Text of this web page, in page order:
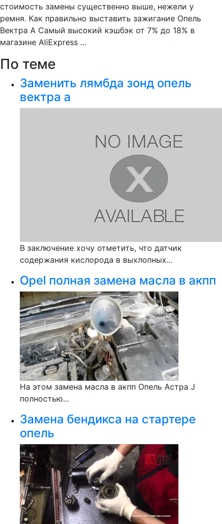
стоимость замены существенно выше, нежели у
ремня. Как правильно выставить зажигание Опель
Вектра А Самый высокий кэшбэк от 7% до 18% в
магазине AliExpress ...
По теме
Заменить лямбда зонд опель
вектра а
В заключение хочу отметить, что датчик
содержания кислорода в выхлопных...
Opel полная замена масла в акпп
На этом замена масла в акпп Опель Астра J
полностью...
Замена бендикса на стартере
опель